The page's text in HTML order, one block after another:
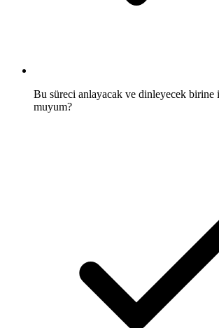
Bu süreci anlayacak ve dinleyecek
muyum?